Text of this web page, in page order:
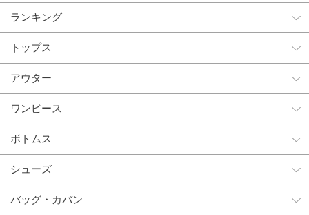
ランキング
トップス
アウター
ワンピース
ボトムス
シューズ
バッグ・カバン